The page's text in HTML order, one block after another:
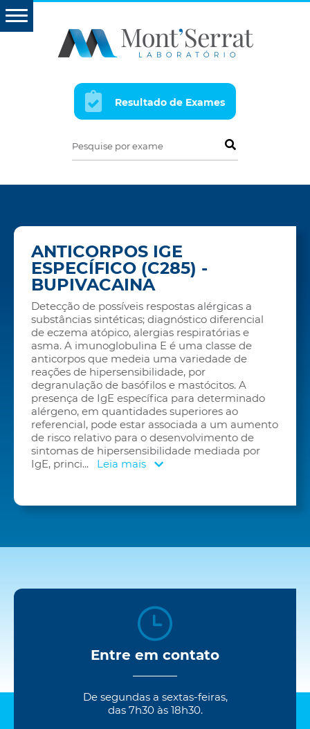
Resultado de Exames
Pesquise por exame
ANTICORPOS IGE
ESPECÍFICO (C285) -
BUPIVACAINA
Detecção de possíveis respostas alérgicas a
substâncias sintéticas; diagnóstico diferencial
de eczema atópico, alergias respiratórias e
asma. A imunoglobulina E é uma classe de
anticorpos que medeia uma variedade de
reações de hipersensibilidade, por
degranulação de basófilos e mastócitos. A
presença de IgE específica para determinado
alérgeno, em quantidades superiores ao
referencial, pode estar associada a um aumento
de risco relativo para o desenvolvimento de
sintomas de hipersensibilidade mediada por
IgE, princi... Leia mais
Entre em contato
De segundas a sextas-feiras,
das 7h30 às 18h30.